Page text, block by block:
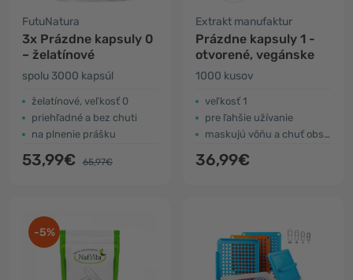
FutuNatura
3x Prázdne kapsuly 0
– želatínové
spolu 3000 kapsúl
želatínové, veľkosť 0
priehľadné a bez chuti
na plnenie prášku
53,99€ 65,97€
Extrakt manufaktur
Prázdne kapsuly 1 -
otvorené, vegánske
1000 kusov
veľkosť 1
pre ľahšie užívanie
maskujú vôňu a chuť obsahu
36,99€
-5%